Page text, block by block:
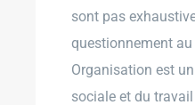
sont pas
questionnement au
Organisation est
sociale et du